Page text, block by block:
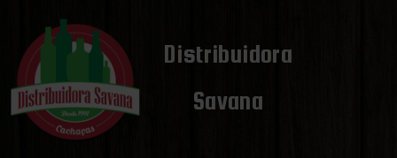
Distribuidora
Savana